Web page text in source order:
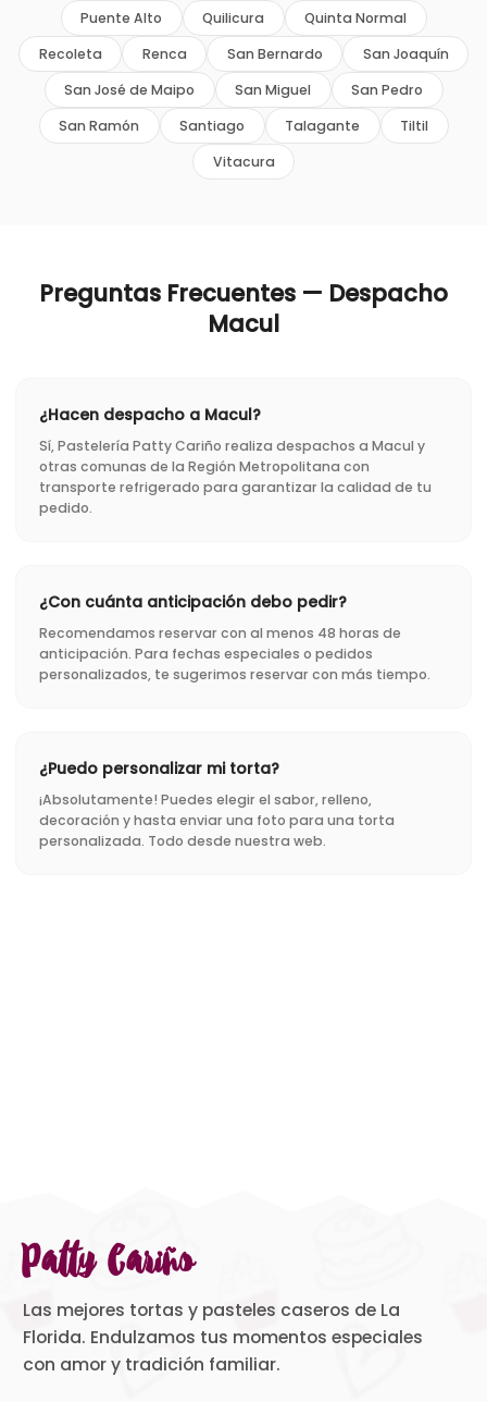
Puente Alto Quilicura
Quinta Normal
Recoleta
Renca San Bernardo
San Joaquín
San José de Maipo
San Miguel
San Pedro
San Ramón
Santiago Talagante
Tiltil
Vitacura
Preguntas Frecuentes — Despacho
Macul
¿Hacen despacho a Macul?
Sí, Pastelería Patty Cariño realiza despachos a Macul y
otras comunas de la Región Metropolitana con
transporte refrigerado para garantizar la calidad de tu
pedido.
¿Con cuánta anticipación debo pedir?
Recomendamos reservar con al menos 48 horas de
anticipación. Para fechas especiales o pedidos
personalizados, te sugerimos reservar con más tiempo.
¿Puedo personalizar mi torta?
¡Absolutamente! Puedes elegir el sabor, relleno,
decoración y hasta enviar una foto para una torta
personalizada. Todo desde nuestra web.
Patty Cariño
Las mejores tortas y pasteles caseros de La
Florida. Endulzamos tus momentos especiales
con amor y tradición familiar.